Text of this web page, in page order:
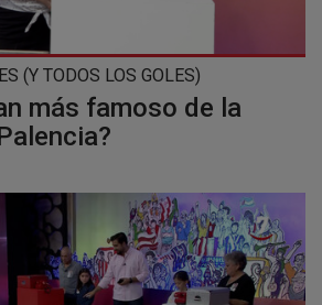
(Y TODOS LOS GOLES)
más famoso de la